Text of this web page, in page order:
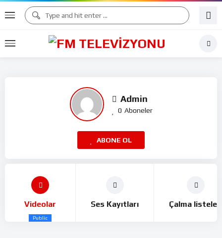
Admin
0 Aboneler
ABONE OL
Videolar
Public
Ses Kayıtları Çalma listeleri